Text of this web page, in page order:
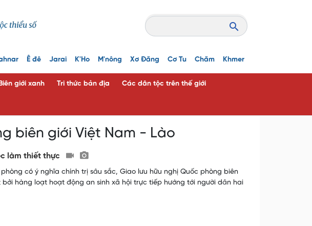
Ê đê Jarai K'Ho M'nông Xơ Đăng Cơ Tu Chăm Khmer
giới xanh Tri thức bản địa Các dân tộc trên thế giới
biên giới Việt Nam - Lào
làm thiết thực
có ý nghĩa chính trị sâu sắc, Giao lưu hữu nghị Quốc phòng biên
hàng loạt hoạt động an sinh xã hội trực tiếp hướng tới người dân hai